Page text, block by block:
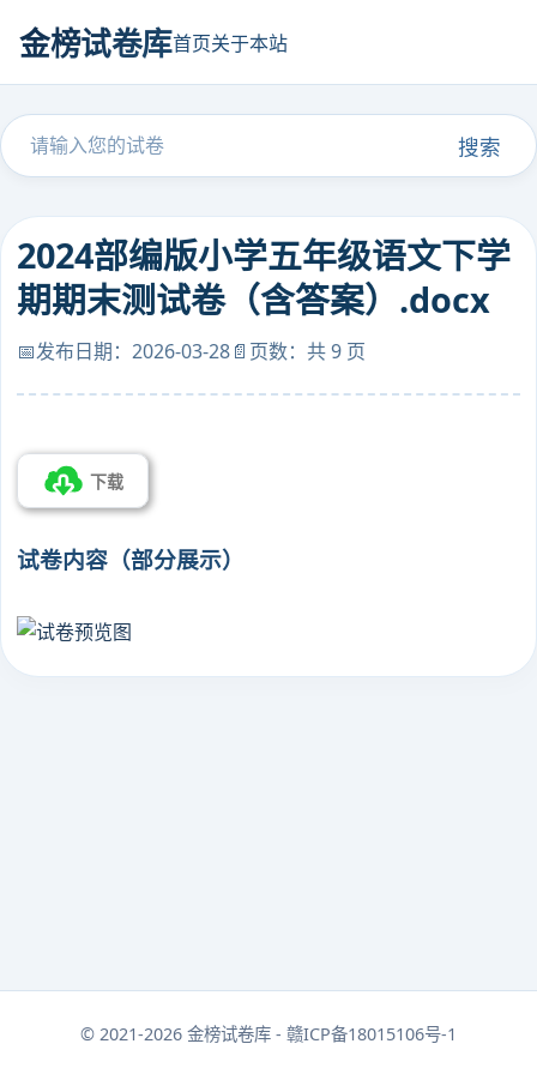
金榜试卷库首页关于本站
搜索
2024部编版小学五年级语文下学
期期末测试卷（含答案）.docx
📅发布日期：2026-03-28📄页数：共 9 页
下载
试卷内容（部分展示）
© 2021-2026 金榜试卷库 - 赣ICP备18015106号-1